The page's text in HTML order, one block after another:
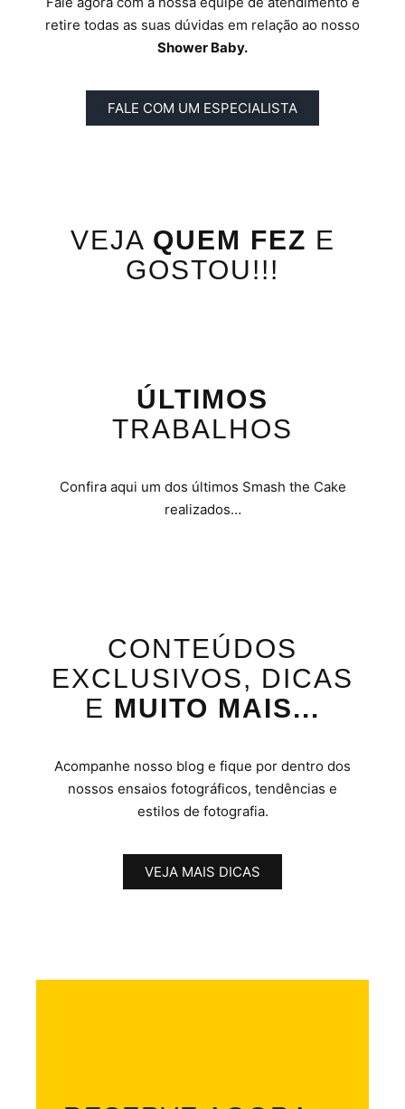
retire todas as suas dúvidas em relação ao nosso
Shower Baby.
FALE COM UM ESPECIALISTA
VEJA QUEM FEZ E
GOSTOU!!!
ÚLTIMOS
TRABALHOS
Confira aqui um dos últimos Smash the Cake
realizados…
CONTEÚDOS
EXCLUSIVOS, DICAS
E MUITO MAIS...
Acompanhe nosso blog e fique por dentro dos
nossos ensaios fotográficos, tendências e
estilos de fotografia.
VEJA MAIS DICAS